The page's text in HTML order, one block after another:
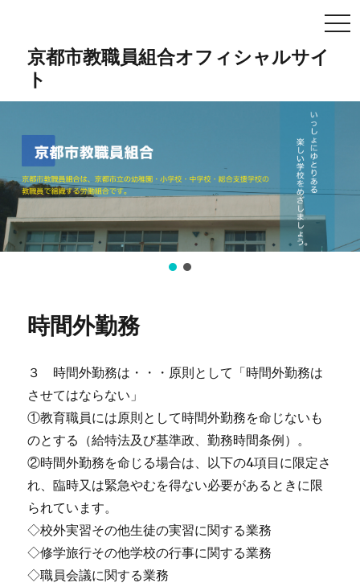
京都市教職員組合オフィシャルサイ
ト
時間外勤務
３ 時間外勤務は・・・原則として「時間外勤務は
させてはならない」
①教育職員には原則として時間外勤務を命じないも
のとする（給特法及び基準政、勤務時間条例）。
②時間外勤務を命じる場合は、以下の4項目に限定さ
れ、臨時又は緊急やむを得ない必要があるときに限
られています。
◇校外実習その他生徒の実習に関する業務
◇修学旅行その他学校の行事に関する業務
◇職員会議に関する業務